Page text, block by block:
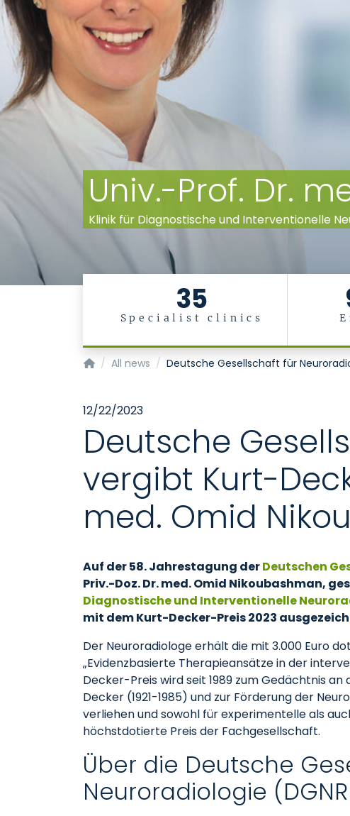
Univ.-Prof. Dr.
Klinik für Diagnostische und Interventionelle
35
Specialist clinics
Klinik für Diagnostische und Interventionelle
All news Deutsche Gesellschaft für
12/22/2023
Deutsche
vergibt Kurt-
med. Omid
Auf der 58. Jahrestagung derDeutschen
Priv.-Doz. Dr. med. Omid Nikoubashman,
Diagnostische und Interventionelle
mit dem Kurt-Decker-Preis 2023
Der Neuroradiologe erhält die mit 3.000 Euro
„Evidenzbasierte Therapieansätze in der
Decker-Preis wird seit 1989 zum Gedächtnis
Decker (1921-1985) und zur Förderung der
verliehen und sowohl für experimentelle als
höchstdotierte Preis der Fachgesellschaft.
Über die Deutsche
Neuroradiologie (DGNR